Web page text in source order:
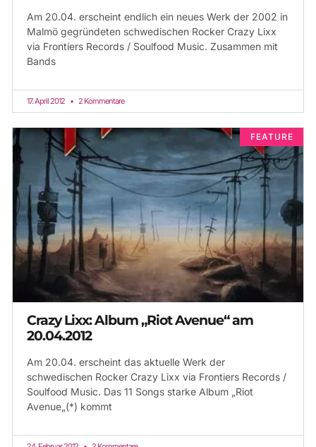
Am 20.04. erscheint endlich ein neues Werk der 2002 in
Malmö gegründeten schwedischen Rocker Crazy Lixx
via Frontiers Records / Soulfood Music. Zusammen mit
Bands
17. April 2012 2 Kommentare
FEATURE
Crazy Lixx: Album „Riot Avenue“ am
20.04.2012
Am 20.04. erscheint das aktuelle Werk der
schwedischen Rocker Crazy Lixx via Frontiers Records /
Soulfood Music. Das 11 Songs starke Album „Riot
Avenue„(*) kommt